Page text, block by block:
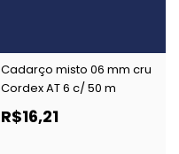
Cadarço misto 06 mm cru
Cordex AT 6 c/ 50 m
R$16,21